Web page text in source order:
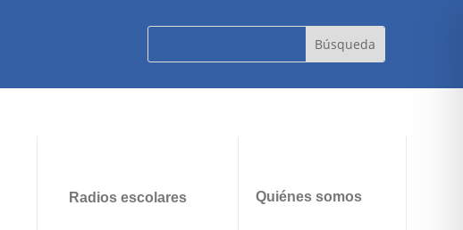
Radios escolares Quiénes somos